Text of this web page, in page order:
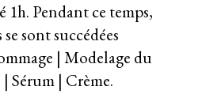
1h. Pendant ce temps,
sont succédées
| Modelage du
Sérum | Crème.